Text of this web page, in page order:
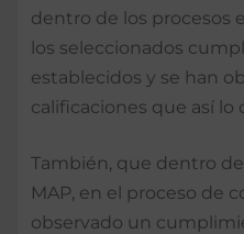
dentro de los procesos
los seleccionados
establecidos y se han
calificaciones que así lo
También, que dentro
MAP, en el proceso de
observado un